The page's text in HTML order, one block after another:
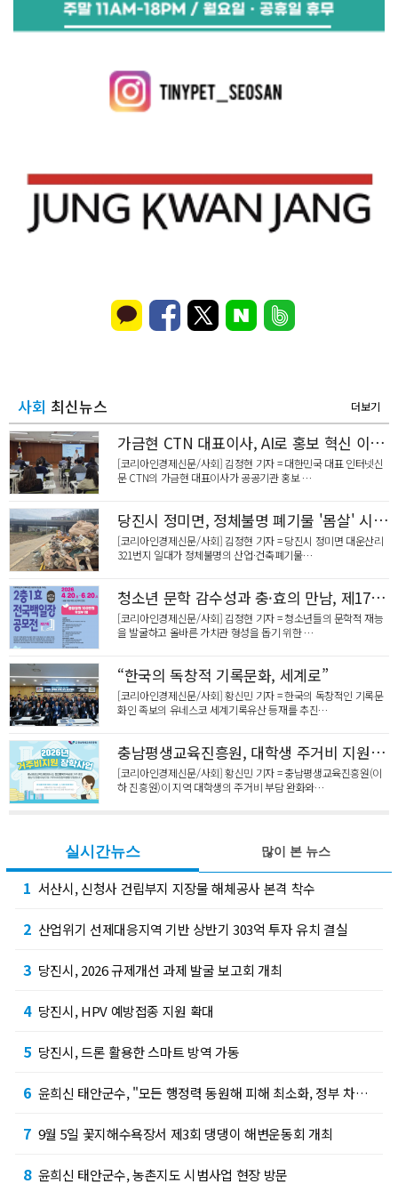
사회 최신뉴스 더보기
가금현 CTN 대표이사, AI로 홍보 혁신 이끈다
[코리아인경제신문/사회] 김정현 기자 = 대한민국 대표 인터넷신
문 CTN의 가금현 대표이사가 공공기관 홍보 …
당진시 정미면, 정체불명 폐기물 '몸살' 시 행정은 '솜방망이 지도' 일관
[코리아인경제신문/사회] 김정현 기자 = 당진시 정미면 대운산리
321번지 일대가 정체불명의 산업·건축폐기물…
청소년 문학 감수성과 충·효의 만남, 제17회 2충1효 전국백일장 공모전 개최
[코리아인경제신문/사회] 김정현 기자 = 청소년들의 문학적 재능
을 발굴하고 올바른 가치관 형성을 돕기 위한 …
“한국의 독창적 기록문화, 세계로”
[코리아인경제신문/사회] 황신민 기자 = 한국의 독창적인 기록문
화인 족보의 유네스코 세계기록유산 등재를 추진…
충남평생교육진흥원, 대학생 주거비 지원 확대... 학업 안정망 강화
[코리아인경제신문/사회] 황신민 기자 = 충남평생교육진흥원(이
하 진흥원)이 지역 대학생의 주거비 부담 완화와…
실시간뉴스
1 서산시, 신청사 건립부지 지장물 해체공사 본격 착수
2 산업위기 선제대응지역 기반 상반기 303억 투자 유치 결실
3 당진시, 2026 규제개선 과제 발굴 보고회 개최
4 당진시, HPV 예방접종 지원 확대
5 당진시, 드론 활용한 스마트 방역 가동
6 윤희신 태안군수, "모든 행정력 동원해 피해 최소화, 정부 차원의 결단 촉구"
7 9월 5일 꽃지해수욕장서 제3회 댕댕이 해변운동회 개최
8 윤희신 태안군수, 농촌지도 시범사업 현장 방문
많이 본 뉴스